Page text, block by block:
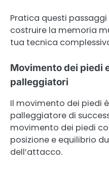
Pratica questi
costruire la memoria
tua tecnica
Movimento dei piedi
palleggiatori
Il movimento dei piedi
palleggiatore di
movimento dei piedi
posizione e equilibrio
dell’attacco.